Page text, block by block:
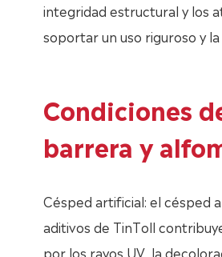
integridad estructural y los
soportar un uso riguroso y
Condiciones
barrera y
Césped artificial: el césped
aditivos de TinToll
por los rayos UV, la